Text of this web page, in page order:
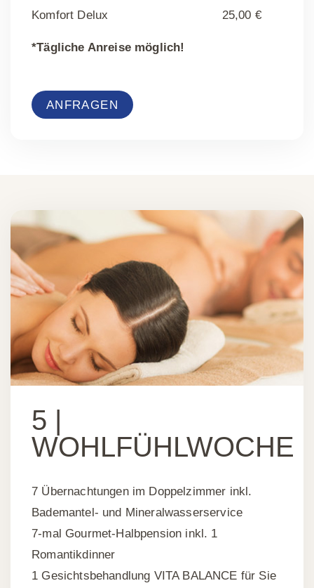
Komfort Delux
25,00 €
*Tägliche Anreise möglich!
ANFRAGEN
5 |
WOHLFÜHLWOCHE
7 Übernachtungen im Doppelzimmer inkl.
Bademantel- und Mineralwasserservice
7-mal Gourmet-Halbpension inkl. 1
Romantikdinner
1 Gesichtsbehandlung VITA BALANCE für Sie